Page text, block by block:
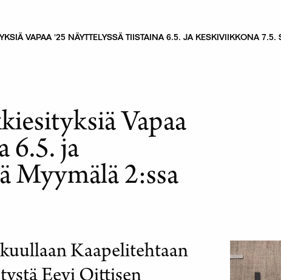
VAPAA '25 NÄYTTELYSSÄ TIISTAINA 6.5. JA KESKIVIIKKONA
Vapaa
6.5. ja
Myymälä 2:ssa
Kaapelitehtaan